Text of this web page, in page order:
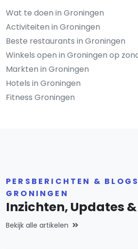
Wat te doen in Groningen
Activiteiten in Groningen
Beste restaurants in Groningen
Winkels open in Groningen op
Markten in Groningen
Hotels in Groningen
Fitness Groningen
PERSBERICHTEN &
GRONINGEN
Inzichten, Updates
Bekijk alle artikelen